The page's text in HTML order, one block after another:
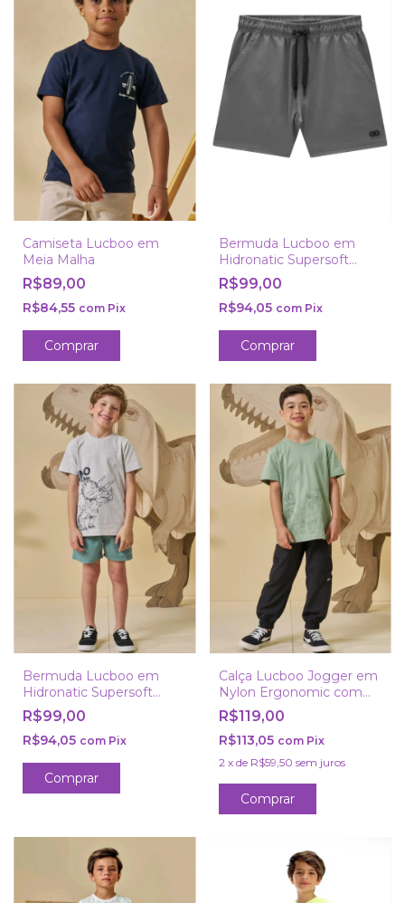
Camiseta Lucboo em
Meia Malha
R$89,00
R$84,55 com Pix
Comprar
Bermuda Lucboo em
Hidronatic Supersoft
Premium com Elastano
Cinza
R$99,00
R$94,05 com Pix
Comprar
Bermuda Lucboo em
Hidronatic Supersoft
Premium com Elastano
R$99,00
R$94,05 com Pix
Comprar
Calça Lucboo Jogger em
Nylon Ergonomic com
Elastano
R$119,00
R$113,05 com Pix
2 x de R$59,50 sem juros
Comprar